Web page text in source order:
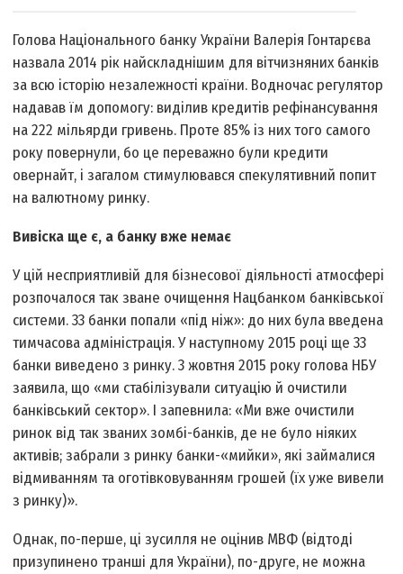
Голова Національного банку України Валерія Гонтарєва
назвала 2014 рік найскладнішим для вітчизняних банків
за всю історію незалежності країни. Водночас регулятор
надавав їм допомогу: виділив кредитів рефінансування
на 222 мільярди гривень. Проте 85% із них того самого
року повернули, бо це переважно були кредити
овернайт, і загалом стимулювався спекулятивний попит
на валютному ринку.
Вивіска ще є, а банку вже немає
У цій несприятливій для бізнесової діяльності атмосфері
розпочалося так зване очищення Нацбанком банківської
системи. 33 банки попали «під ніж»: до них була введена
тимчасова адміністрація. У наступному 2015 році ще 33
банки виведено з ринку. 3 жовтня 2015 року голова НБУ
заявила, що «ми стабілізували ситуацію й очистили
банківський сектор». І запевнила: «Ми вже очистили
ринок від так званих зомбі-банків, де не було ніяких
активів; забрали з ринку банки-«мийки», які займалися
відмиванням та оготівковуванням грошей (їх уже вивели
з ринку)».
Однак, по-перше, ці зусилля не оцінив МВФ (відтоді
призупинено транші для України), по-друге, не можна